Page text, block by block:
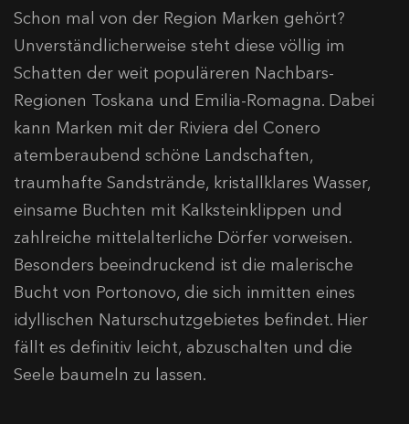
Schon mal von der Region Marken gehört?
Unverständlicherweise steht diese völlig im
Schatten der weit populäreren Nachbars-
Regionen Toskana und Emilia-Romagna. Dabei
kann Marken mit der Riviera del Conero
atemberaubend schöne Landschaften,
traumhafte Sandstrände, kristallklares Wasser,
einsame Buchten mit Kalksteinklippen und
zahlreiche mittelalterliche Dörfer vorweisen.
Besonders beeindruckend ist die malerische
Bucht von Portonovo, die sich inmitten eines
idyllischen Naturschutzgebietes befindet. Hier
fällt es definitiv leicht, abzuschalten und die
Seele baumeln zu lassen.